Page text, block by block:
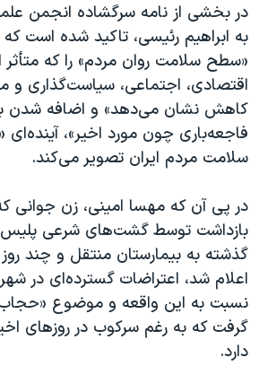
در بخشی از نامه سرگشاده انجمن
به ابراهیم رئیسی، تاکید شده است
«سطح سلامت روان مردم» را که
اقتصادی، اجتماعی، سیاست‌گذاری و
کاهش نشان می‌دهد» و اضافه شدن
فاجعه‌باری چون مورد اخیر»، آینده‌ای
سلامت مردم ایران تصویر می‌کند.
در پی آن که مهسا امینی، زن جوانی
بازداشت توسط گشت‌های شرعی پلیس
گذشته به بیمارستان منتقل و چند
اعلام شد، اعتراضات گسترده‌ای در
نسبت به این واقعه و موضوع
گرفت که به رغم سرکوب در روزهای
دارد.